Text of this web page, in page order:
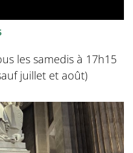
les samedis à 17h15
juillet et août)